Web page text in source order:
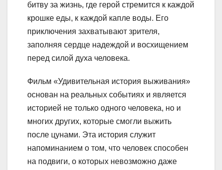
битву за жизнь, где герой стремится к каждой
крошке еды, к каждой капле воды. Его
приключения захватывают зрителя,
заполняя сердце надеждой и восхищением
перед силой духа человека.
Фильм «Удивительная история выживания»
основан на реальных событиях и является
историей не только одного человека, но и
многих других, которые смогли выжить
после цунами. Эта история служит
напоминанием о том, что человек способен
на подвиги, о которых невозможно даже